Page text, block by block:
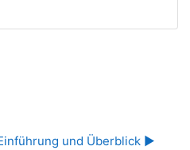
und Überblick ▶︎